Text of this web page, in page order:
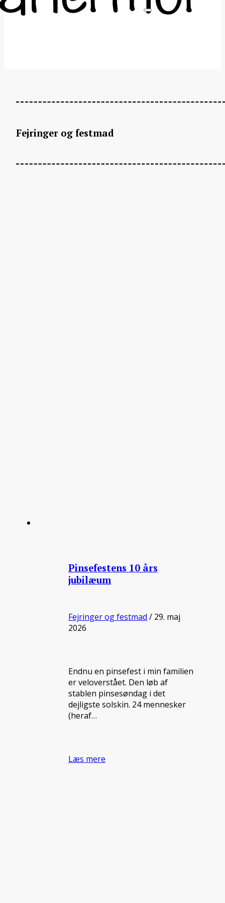
Fejringer og festmad
Pinsefestens 10 års
jubilæum
Fejringer og festmad / 29. maj
2026
Endnu en pinsefest i min familien
er veloverstået. Den løb af
stablen pinsesøndag i det
dejligste solskin. 24 mennesker
(heraf…
Læs mere